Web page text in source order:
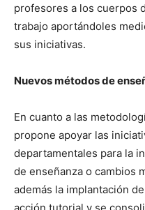
profesores a los cuerpos
trabajo aportándoles
sus iniciativas.
Nuevos métodos de
En cuanto a las
propone apoyar las
departamentales para la
de enseñanza o cambios
además la implantación